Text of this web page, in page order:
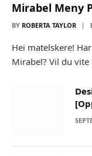
Mirabel Meny
BY ROBERTA TAYLOR
Hei matelskere!
Mirabel? Vil du